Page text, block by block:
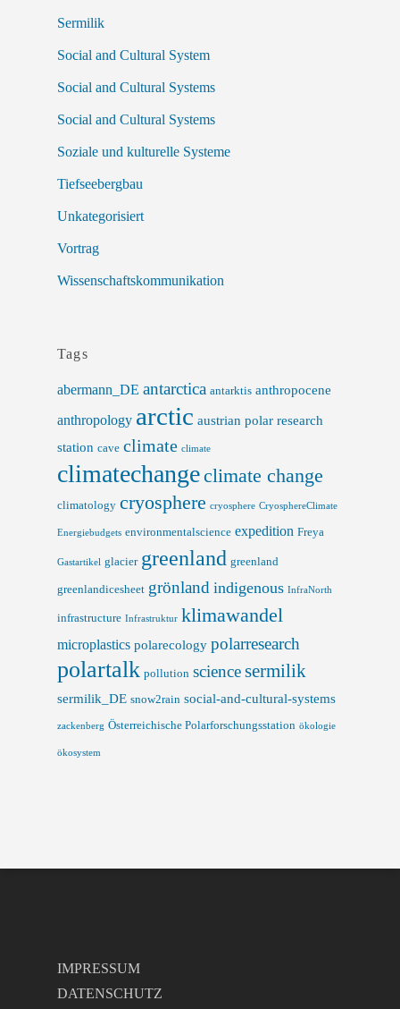
Sermilik
Social and Cultural System
Social and Cultural Systems
Social and Cultural Systems
Soziale und kulturelle Systeme
Tiefseebergbau
Unkategorisiert
Vortrag
Wissenschaftskommunikation
Tags
abermann_DE antarctica antarktis anthropocene
anthropology arctic austrian polar research
station cave climate climate
climatechangeclimate change
climatology cryosphere cryosphere CryosphereClimate
Energiebudgets environmentalscience expedition Freya
Gastartikel glacier greenland greenland
greenlandicesheet grönland indigenous InfraNorth
infrastructure Infrastruktur klimawandel
microplastics polarecology polarresearch
polartalk pollution sciencesermilik
sermilik_DE snow2rain social-and-cultural-systems
zackenberg Österreichische Polarforschungsstation ökologie
ökosystem
IMPRESSUM
DATENSCHUTZ